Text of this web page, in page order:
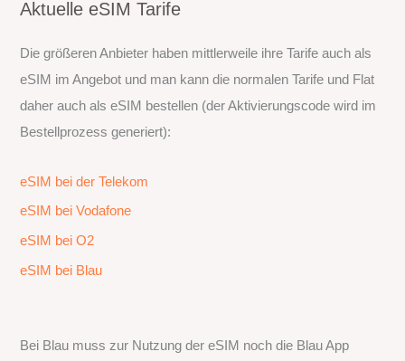
Aktuelle eSIM Tarife
Die größeren Anbieter haben mittlerweile ihre Tarife auch als
eSIM im Angebot und man kann die normalen Tarife und Flat
daher auch als eSIM bestellen (der Aktivierungscode wird im
Bestellprozess generiert):
eSIM bei der Telekom
eSIM bei Vodafone
eSIM bei O2
eSIM bei Blau
Bei Blau muss zur Nutzung der eSIM noch die Blau App